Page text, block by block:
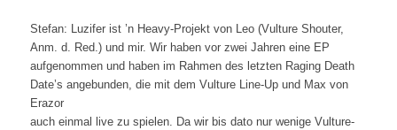
Stefan: Luzifer ist ’n Heavy-Projekt von Leo (Vulture Shouter,
Anm. d. Red.) und mir. Wir haben vor zwei Jahren eine EP
aufgenommen und haben im Rahmen des letzten Raging Death
Date’s angebunden, die mit dem Vulture Line-Up und Max von
Erazor
auch einmal live zu spielen. Da wir bis dato nur wenige Vulture-